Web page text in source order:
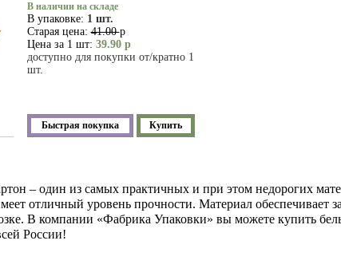
В наличии на складе
В упаковке: 1 шт.
Старая цена:41.00р
Цена за 1 шт: 39.90 р
доступно для покупки от/кратно 1
шт.
Быстрая покупка Купить
– один из самых практичных и при этом недорогих
отличный уровень прочности. Материал обеспечивает
В компании «Фабрика Упаковки» вы можете купить
России!